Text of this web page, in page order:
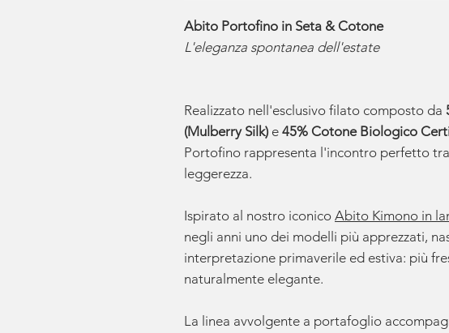
Abito Portofino in Seta & Cotone
L'eleganza spontanea dell'estate
Realizzato nell'esclusivo filato composto da
(Mulberry Silk) e 45% Cotone Biologico
Portofino rappresenta l'incontro perfetto
leggerezza.
Ispirato al nostro iconico Abito Kimono in
negli anni uno dei modelli più apprezzati,
interpretazione primaverile ed estiva: più
naturalmente elegante.
La linea avvolgente a portafoglio